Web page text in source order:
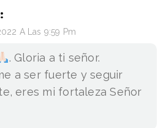
A Las 9:59 Pm
. Gloria a ti señor.
a ser fuerte y seguir
eres mi fortaleza Señor